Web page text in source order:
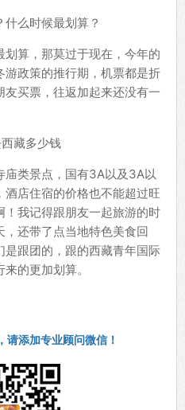
什么时候最划算？
算，那莫过于现在，今年的
政策的推行期，机票都是折
买票，往返加起来还没有一
庙类景点，国有3A以及3A以
店住宿的价格也不能超过旺
我记得跟朋友一起旅游的时
还带了点当地特色美食回
跟团的，跟的西藏青年国际
的更加划算。
请添加专业顾问微信！